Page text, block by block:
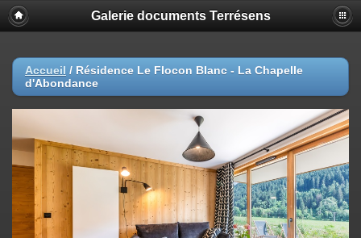
Galerie documents Terrésens
Accueil / Résidence Le Flocon Blanc - La Chapelle
d'Abondance